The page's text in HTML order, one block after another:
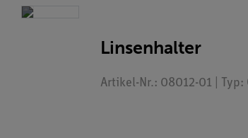
Linsenhalter
Artikel-Nr.: 08012-01 | Typ: